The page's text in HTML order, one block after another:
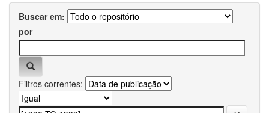
Buscar em:
por
Filtros correntes: